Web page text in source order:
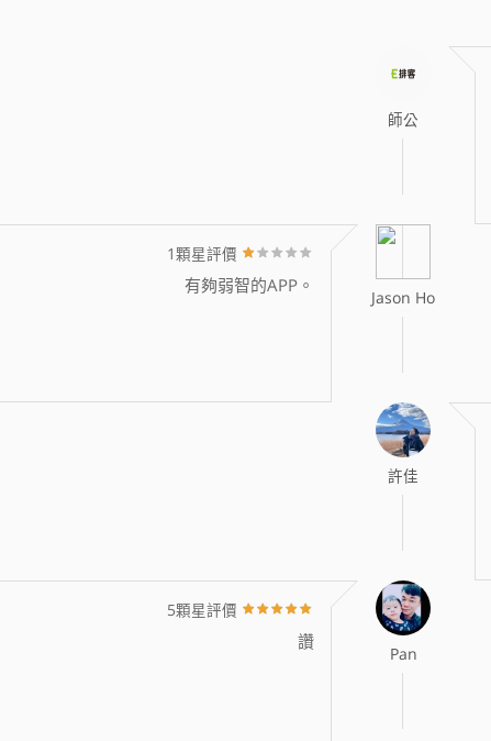
師公
Jason Ho
1顆星評價
有夠弱智的APP。
許佳
Pan
5顆星評價
讚